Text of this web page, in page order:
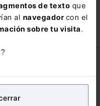
de texto que
al navegador con el
sobre tu visita.
tu experienciaen
con fines publicitarios,
COMPRAR